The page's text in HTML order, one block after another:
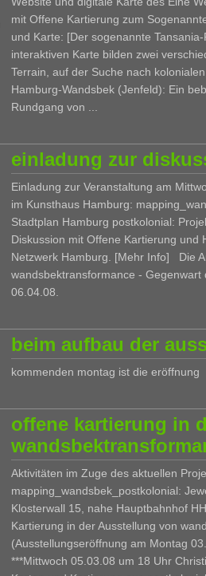
mit Offene Kartierung zum
und Karte: [Der sogenannte
interaktiven Karte bilden zwei
Terrain, auf der Suche nach
Hamburg-Wandsbek (Jenfeld): Ein
Rundgang von ...
einladung zur
Einladung zur Veranstaltung am
im Kunsthaus Hamburg:
Stadtplan Hamburg postkolonial:
Diskussion mit Offene Kartierung und
Netzwerk Hamburg. [Mehr Info] Die
wandsbektransformance - Gegenwart
06.04.08.
beim aufbau der
kommenden montag ist die eröffnung
offene kartierung in
Aktivitäten im Zuge des aktuellen
mapping_wandsbek_postkolonial:
Klosterwall 15, nahe Hauptbahnhof
Kartierung in der Ausstellung von
(Ausstellungseröffnung am Montag
***Mittwoch 05.03.08 um 18 Uhr